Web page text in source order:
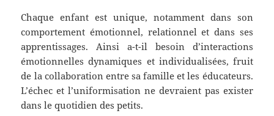
Chaque enfant est unique, notamment dans son
comportement émotionnel, relationnel et dans ses
apprentissages. Ainsi a-t-il besoin d’interactions
émotionnelles dynamiques et individualisées, fruit
de la collaboration entre sa famille et les éducateurs.
L’échec et l’uniformisation ne devraient pas exister
dans le quotidien des petits.